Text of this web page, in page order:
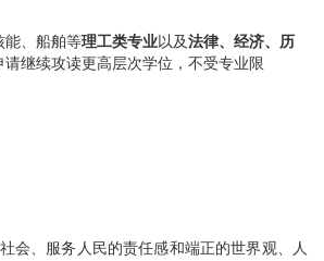
能、船舶等理工类专业以及法律、经济、历
请继续攻读更高层次学位，不受专业限
会、服务人民的责任感和端正的世界观、人